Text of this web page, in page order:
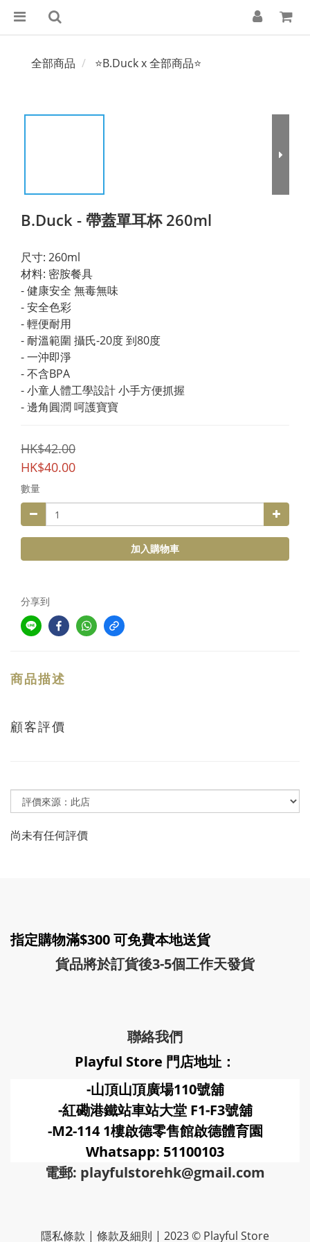
全部商品 ⭐B.Duck x 全部商品⭐
B.Duck - 帶蓋單耳杯 260ml
尺寸: 260ml
材料: 密胺餐具
- 健康安全 無毒無味
- 安全色彩
- 輕便耐用
- 耐溫範圍 攝氏-20度 到80度
- 一沖即淨
- 不含BPA
- 小童人體工學設計 小手方便抓握
- 邊角圓潤 呵護寶寶
HK$42.00
HK$40.00
數量
加入購物車
分享到
商品描述
顧客評價
尚未有任何評價
指定購物滿$300 可免費本地送貨
貨品將於訂貨後3-5個工作天發貨
聯絡我們
Playful Store 門店地址：
-山頂山頂廣場110號舖
-紅磡港鐵站車站大堂 F1-F3號舖
-M2-114 1樓啟德零售館啟德體育園
Whatsapp: 51100103
電郵: playfulstorehk@gmail.com
隱私條款 | 條款及細則 | 2023 © Playful Store